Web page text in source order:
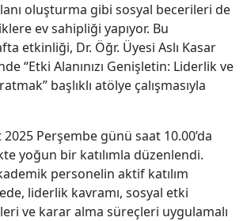
oluşturma gibi sosyal becerileri de
ev sahipliği yapıyor. Bu
etkinliği, Dr. Öğr. Üyesi Aslı Kasar
“Etki Alanınızı Genişletin: Liderlik ve
başlıklı atölye çalışmasıyla
Perşembe günü saat 10.00’da
yoğun bir katılımla düzenlendi.
personelin aktif katılım
liderlik kavramı, sosyal etki
ve karar alma süreçleri uygulamalı